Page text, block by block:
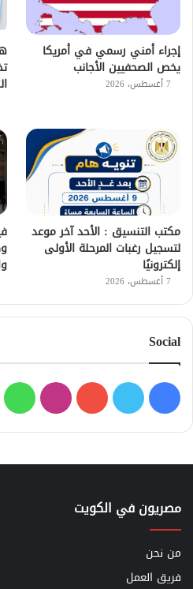
إجراء أمني رسمي في أمريكا
يخص الصحفيين الأجانب
7 أغسطس، 2026
مكتب التنسيق : الأحد آخر موعد
لتسجيل رغبات المرحلة الأولى
إلكترونيًا
7 أغسطس، 2026
Social
فيسبوك
تويتر يوتيوبانستقرام
مصريون في الكويت
من نحن
فريق العمل